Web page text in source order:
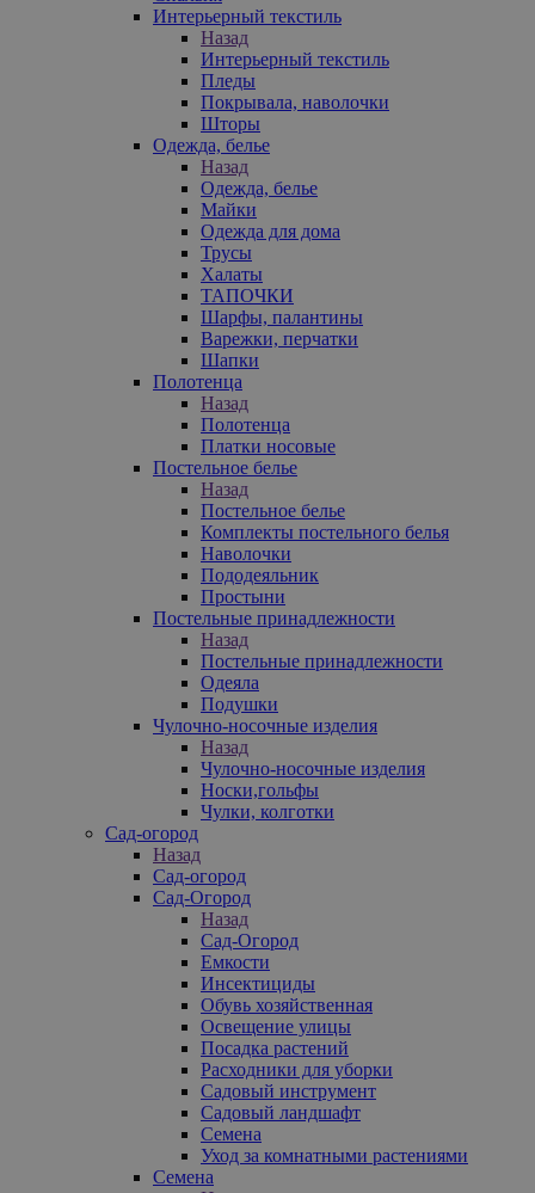
Интерьерный текстиль
Назад
Интерьерный текстиль
Пледы
Покрывала, наволочки
Шторы
Одежда, белье
Назад
Одежда, белье
Майки
Одежда для дома
Трусы
Халаты
ТАПОЧКИ
Шарфы, палантины
Варежки, перчатки
Шапки
Полотенца
Назад
Полотенца
Платки носовые
Постельное белье
Назад
Постельное белье
Комплекты постельного белья
Наволочки
Пододеяльник
Простыни
Постельные принадлежности
Назад
Постельные принадлежности
Одеяла
Подушки
Чулочно-носочные изделия
Назад
Чулочно-носочные изделия
Носки,гольфы
Чулки, колготки
Сад-огород
Назад
Сад-огород
Сад-Огород
Назад
Сад-Огород
Емкости
Инсектициды
Обувь хозяйственная
Освещение улицы
Посадка растений
Расходники для уборки
Садовый инструмент
Садовый ландшафт
Семена
Уход за комнатными растениями
Семена